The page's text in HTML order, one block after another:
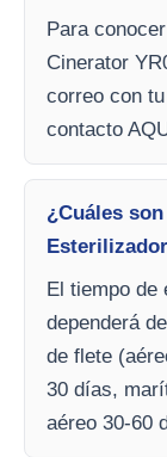
Para
Cinerator
correo con
contacto
¿Cuáles
El tiempo de
dependerá
de flete
30 días,
aéreo 30-60